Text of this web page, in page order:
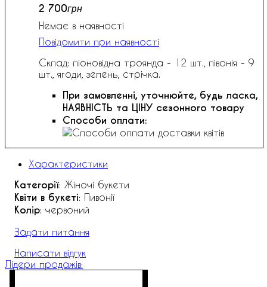
2 700грн
Немає в наявності
Повідомити при наявності
Склад: піоновідна троянда - 12 шт., півонія - 9
шт., ягоди, зелень, стрічка.
При замовленні, уточнюйте, будь ласка,
НАЯВНІСТЬ та ЦІНУ сезонного товару
Способи оплати:
Характеристики
Категорії: Жіночі букети
Квіти в букеті: Пивонії
Колір: червоний
Задати питання
Написати відгук
Лідери продажів: